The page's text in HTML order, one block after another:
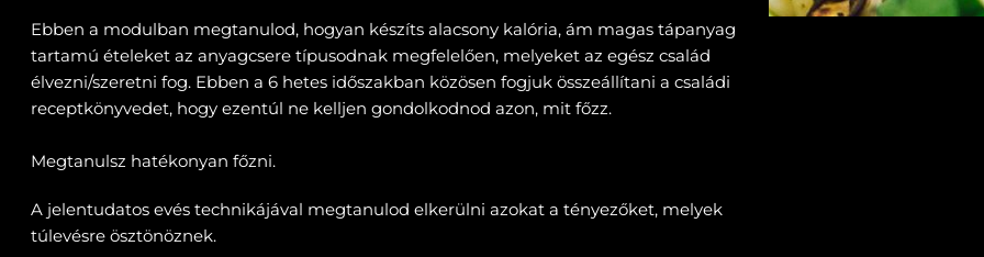
Ebben a modulban megtanulod, hogyan készíts alacsony kalória, ám magas tápanyag
tartamú ételeket az anyagcsere típusodnak megfelelően, melyeket az egész család
élvezni/szeretni fog. Ebben a 6 hetes időszakban közösen fogjuk összeállítani a családi
receptkönyvedet, hogy ezentúl ne kelljen gondolkodnod azon, mit főzz.
Megtanulsz hatékonyan főzni.
A jelentudatos evés technikájával megtanulod elkerülni azokat a tényezőket, melyek
túlevésre ösztönöznek.